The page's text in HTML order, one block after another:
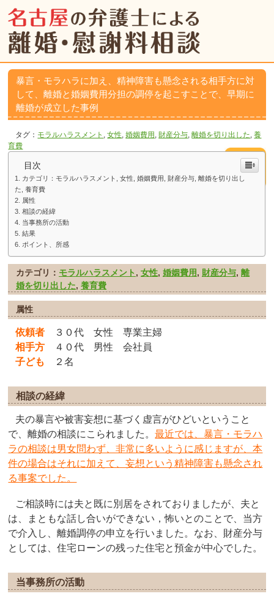
暴言・モラハラに加え、精神障害も懸念される相手方に対
して、離婚と婚姻費用分担の調停を起こすことで、早期に
離婚が成立した事例
タグ： モラルハラスメント ,女性 ,婚姻費用 財産分与 ,離婚を切り出した ,養
育費
目次
カテゴリ：モラルハラスメント, 女性, 婚姻費用, 財産分与, 離婚を切り出し
た, 養育費
属性
相談の経緯
当事務所の活動
結果
ポイント、所感
カテゴリ： モラルハラスメント ,女性,婚姻費用, 財産分与,離
婚を切り出した,養育費
属性
依頼者 ３０代 女性 専業主婦
相手方 ４０代 男性 会社員
子ども
２名
相談の経緯
夫の暴言や被害妄想に基づく虚言がひどいということ
で、離婚の相談にこられました。最近では、暴言・モラハ
ラの相談は男女問わず、非常に多いように感じますが、本
件の場合はそれに加えて、妄想という精神障害も懸念され
る事案でした。
ご相談時には夫と既に別居をされておりましたが、夫と
は、まともな話し合いができない，怖いとのことで、当方
で介入し、離婚調停の申立を行いました。 なお、財産分与
としては、住宅ローンの残った住宅と預金が中心でした。
当事務所の活動